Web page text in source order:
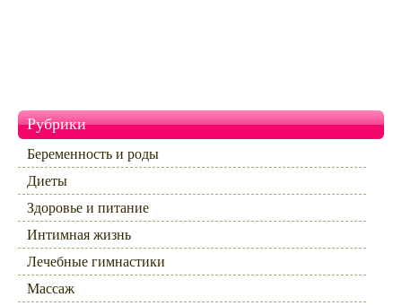
Рубрики
Беременность и роды
Диеты
Здоровье и питание
Интимная жизнь
Лечебные гимнастики
Массаж